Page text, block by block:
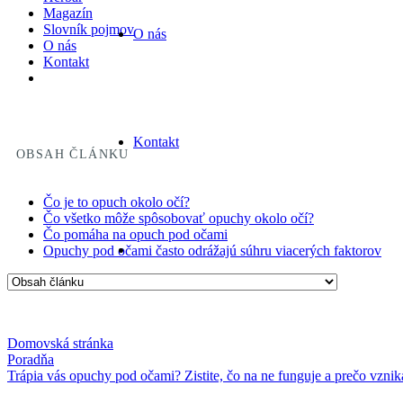
O nás
Kontakt
Magazín
Slovník pojmov
O nás
Kontakt
OBSAH ČLÁNKU
Čo je to opuch okolo očí?
Čo všetko môže spôsobovať opuchy okolo očí?
Čo pomáha na opuch pod očami
Opuchy pod očami často odrážajú súhru viacerých faktorov
Domovská stránka
Poradňa
Trápia vás opuchy pod očami? Zistite, čo na ne funguje a prečo